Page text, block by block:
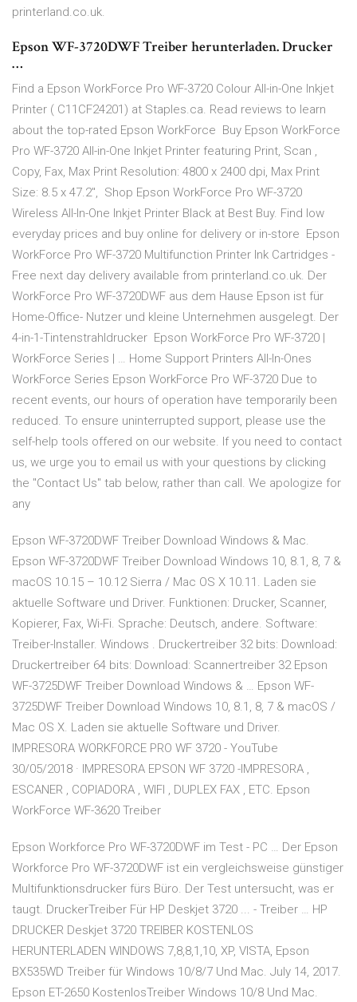
printerland.co.uk.
Epson WF-3720DWF Treiber herunterladen. Drucker
…
Find a Epson WorkForce Pro WF-3720 Colour All-in-One Inkjet
Printer ( C11CF24201) at Staples.ca. Read reviews to learn
about the top-rated Epson WorkForce Buy Epson WorkForce
Pro WF-3720 All-in-One Inkjet Printer featuring Print, Scan ,
Copy, Fax, Max Print Resolution: 4800 x 2400 dpi, Max Print
Size: 8.5 x 47.2", Shop Epson WorkForce Pro WF-3720
Wireless All-In-One Inkjet Printer Black at Best Buy. Find low
everyday prices and buy online for delivery or in-store Epson
WorkForce Pro WF-3720 Multifunction Printer Ink Cartridges -
Free next day delivery available from printerland.co.uk. Der
WorkForce Pro WF-3720DWF aus dem Hause Epson ist für
Home-Office- Nutzer und kleine Unternehmen ausgelegt. Der
4-in-1-Tintenstrahldrucker Epson WorkForce Pro WF-3720 |
WorkForce Series | … Home Support Printers All-In-Ones
WorkForce Series Epson WorkForce Pro WF-3720 Due to
recent events, our hours of operation have temporarily been
reduced. To ensure uninterrupted support, please use the
self-help tools offered on our website. If you need to contact
us, we urge you to email us with your questions by clicking
the "Contact Us" tab below, rather than call. We apologize for
any
Epson WF-3720DWF Treiber Download Windows & Mac.
Epson WF-3720DWF Treiber Download Windows 10, 8.1, 8, 7 &
macOS 10.15 – 10.12 Sierra / Mac OS X 10.11. Laden sie
aktuelle Software und Driver. Funktionen: Drucker, Scanner,
Kopierer, Fax, Wi-Fi. Sprache: Deutsch, andere. Software:
Treiber-Installer. Windows . Druckertreiber 32 bits: Download:
Druckertreiber 64 bits: Download: Scannertreiber 32 Epson
WF-3725DWF Treiber Download Windows & … Epson WF-
3725DWF Treiber Download Windows 10, 8.1, 8, 7 & macOS /
Mac OS X. Laden sie aktuelle Software und Driver.
IMPRESORA WORKFORCE PRO WF 3720 - YouTube
30/05/2018 · IMPRESORA EPSON WF 3720 -IMPRESORA ,
ESCANER , COPIADORA , WIFI , DUPLEX FAX , ETC. Epson
WorkForce WF-3620 Treiber
Epson Workforce Pro WF-3720DWF im Test - PC … Der Epson
Workforce Pro WF-3720DWF ist ein vergleichsweise günstiger
Multifunktionsdrucker fürs Büro. Der Test untersucht, was er
taugt. DruckerTreiber Für HP Deskjet 3720 ... - Treiber … HP
DRUCKER Deskjet 3720 TREIBER KOSTENLOS
HERUNTERLADEN WINDOWS 7,8,8,1,10, XP, VISTA, Epson
BX535WD Treiber für Windows 10/8/7 Und Mac. July 14, 2017.
Epson ET-2650 KostenlosTreiber Windows 10/8 Und Mac.